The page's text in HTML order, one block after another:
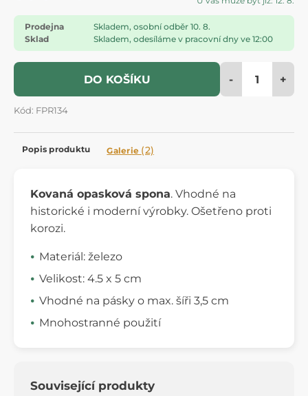
Prodejna
Skladem, osobní odběr 10. 8.
Sklad
Skladem, odesíláme v pracovní dny ve 12:00
DO KOŠÍKU - +
Kód: FPR134
Popis produktu Galerie (2)
Kovaná opasková spona. Vhodné na
historické i moderní výrobky. Ošetřeno proti
korozi.
Materiál: železo
Velikost: 4.5 x 5 cm
Vhodné na pásky o max. šíři 3,5 cm
Mnohostranné použití
Související produkty